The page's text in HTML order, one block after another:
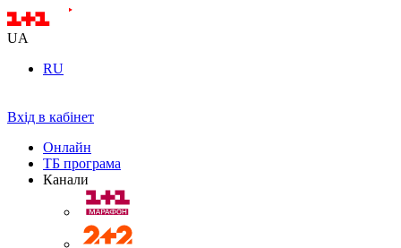
UA
RU
Вхід в кабінет
Онлайн
ТБ програма
Канали